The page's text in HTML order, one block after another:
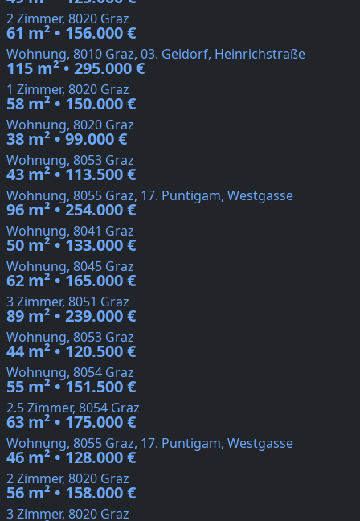
2 Zimmer, 8020 Graz
61 m² • 156.000 €
Wohnung, 8010 Graz, 03. Geidorf, Heinrichstraße
115 m² • 295.000 €
1 Zimmer, 8020 Graz
58 m² • 150.000 €
Wohnung, 8020 Graz
38 m² • 99.000 €
Wohnung, 8053 Graz
43 m² • 113.500 €
Wohnung, 8055 Graz, 17. Puntigam, Westgasse
96 m² • 254.000 €
Wohnung, 8041 Graz
50 m² • 133.000 €
Wohnung, 8045 Graz
62 m² • 165.000 €
3 Zimmer, 8051 Graz
89 m² • 239.000 €
Wohnung, 8053 Graz
44 m² • 120.500 €
Wohnung, 8054 Graz
55 m² • 151.500 €
2.5 Zimmer, 8054 Graz
63 m² • 175.000 €
Wohnung, 8055 Graz, 17. Puntigam, Westgasse
46 m² • 128.000 €
2 Zimmer, 8020 Graz
56 m² • 158.000 €
3 Zimmer, 8020 Graz